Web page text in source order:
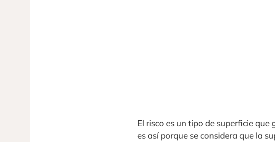
El risco es un tipo de superficie que
es así porque se considera que la